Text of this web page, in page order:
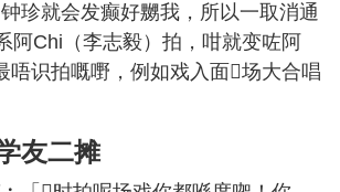
珍就会发癫好嬲我，所以一取消通
阿Chi（李志毅）拍，咁就变咗阿
唔识拍嘅嘢，例如戏入面𠮶场大合唱
友二摊